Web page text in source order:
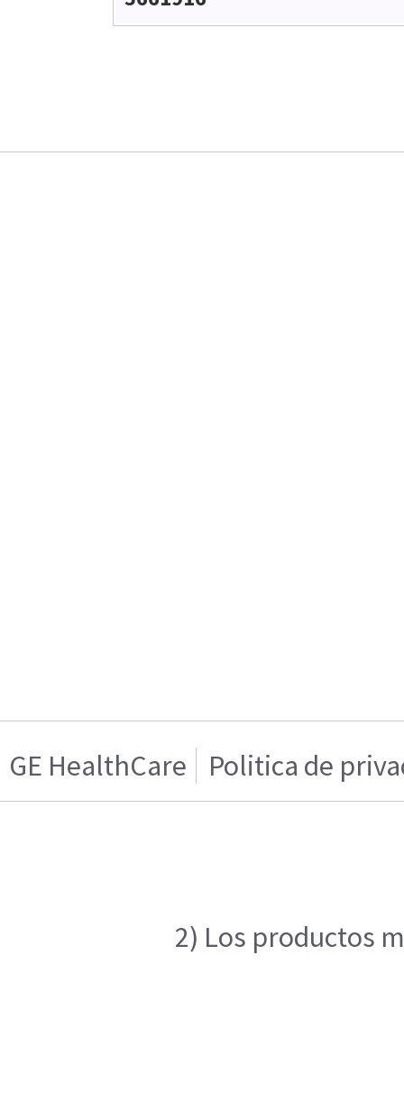
GE HealthCare Politica de
2) Los productos